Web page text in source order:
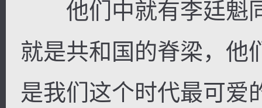
他们中就有李廷魁
就是共和国的脊梁，他
是我们这个时代最可爱